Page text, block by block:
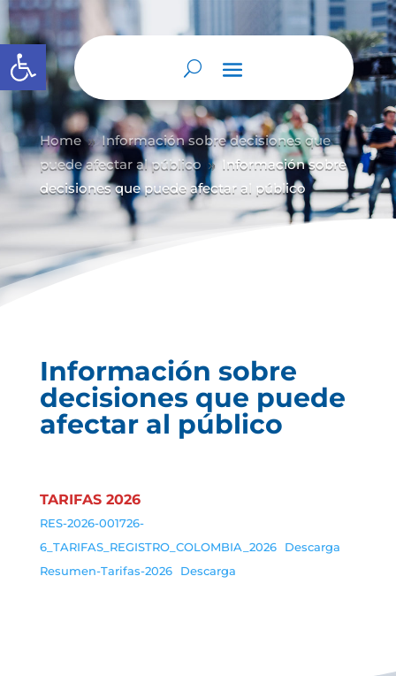
Abrir barra de herramientas
Home 9 Información sobre decisiones que
puede afectar al público 9 Información sobre
decisiones que puede afectar al público
Información sobre
decisiones que puede
afectar al público
TARIFAS 2026
RES-2026-001726-
6_TARIFAS_REGISTRO_COLOMBIA_2026
Descarga
Resumen-Tarifas-2026
Descarga